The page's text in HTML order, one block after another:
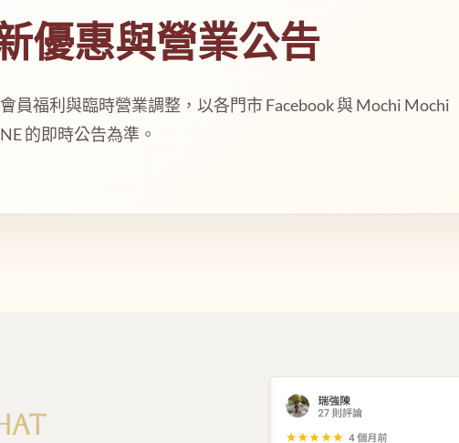
優惠與營業公告
員福利與臨時營業調整，以各門市 Facebook 與 Mochi Mochi
的即時公告為準。